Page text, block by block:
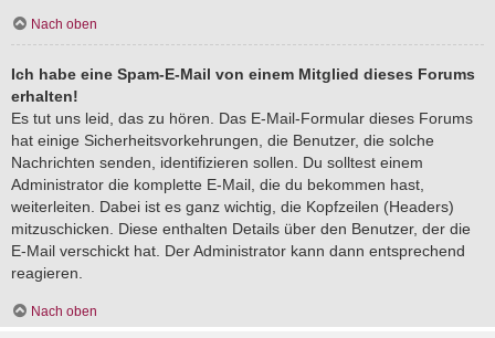
Nach oben
Ich habe eine Spam-E-Mail von einem Mitglied dieses Forums
erhalten!
Es tut uns leid, das zu hören. Das E-Mail-Formular dieses Forums
hat einige Sicherheitsvorkehrungen, die Benutzer, die solche
Nachrichten senden, identifizieren sollen. Du solltest einem
Administrator die komplette E-Mail, die du bekommen hast,
weiterleiten. Dabei ist es ganz wichtig, die Kopfzeilen (Headers)
mitzuschicken. Diese enthalten Details über den Benutzer, der die
E-Mail verschickt hat. Der Administrator kann dann entsprechend
reagieren.
Nach oben